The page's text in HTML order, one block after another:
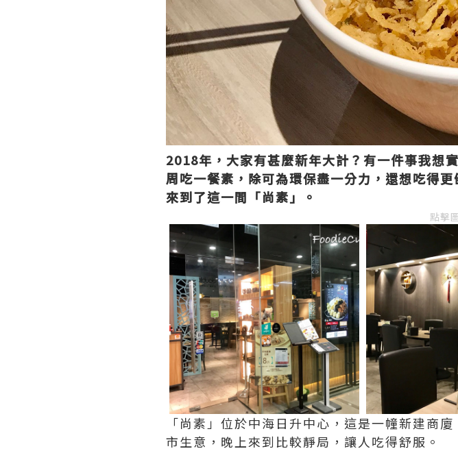
2018年，大家有甚麼新年大計？有一件事我
周吃一餐素，除可為環保盡一分力，還想吃得
來到了這一間「尚素」。
點擊
「尚素」位於中海日升中心，這是一幢新建商
市生意，晚上來到比較靜局，讓人吃得舒服。